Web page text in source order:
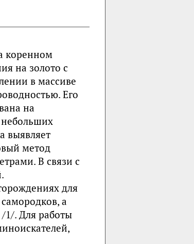
коренном
на золото с
в массиве
Его
на
небольших
выявляет
метод
В связи с
для
а
/1/. Для работы